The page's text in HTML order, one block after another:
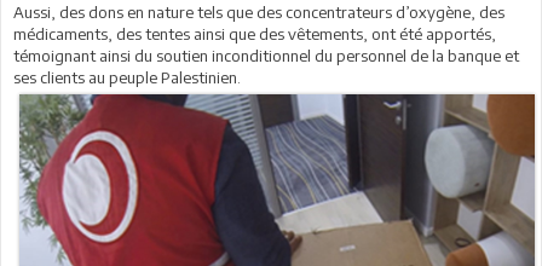
Aussi, des dons en nature tels que des concentrateurs d’oxygène, des
médicaments, des tentes ainsi que des vêtements, ont été apportés,
témoignant ainsi du soutien inconditionnel du personnel de la banque et
ses clients au peuple Palestinien.